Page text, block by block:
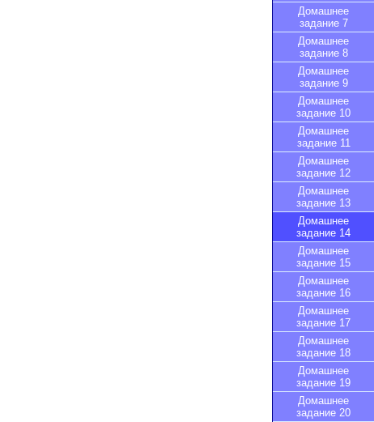
Домашнее
задание 7
Домашнее
задание 8
Домашнее
задание 9
Домашнее
задание 10
Домашнее
задание 11
Домашнее
задание 12
Домашнее
задание 13
Домашнее
задание 14
Домашнее
задание 15
Домашнее
задание 16
Домашнее
задание 17
Домашнее
задание 18
Домашнее
задание 19
Домашнее
задание 20